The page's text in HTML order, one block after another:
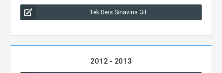
Tek Ders Sınavına Git
2012 - 2013